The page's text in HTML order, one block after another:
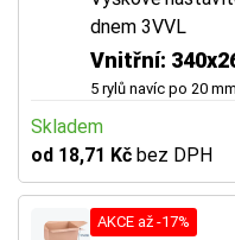
dnem 3VVL
Vnitřní:
5 rylů navíc po 20 mm
Skladem
od 18,71 Kč bez DPH
AKCE až -17%